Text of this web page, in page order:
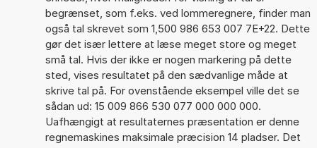
begrænset, som f.eks. ved lommeregnere, finder man
også tal skrevet som 1,500 986 653 007 7E+22. Dette
gør det især lettere at læse meget store og meget
små tal. Hvis der ikke er nogen markering på dette
sted, vises resultatet på den sædvanlige måde at
skrive tal på. For ovenstående eksempel ville det se
sådan ud: 15 009 866 530 077 000 000 000.
Uafhængigt at resultaternes præsentation er denne
regnemaskines maksimale præcision 14 pladser. Det